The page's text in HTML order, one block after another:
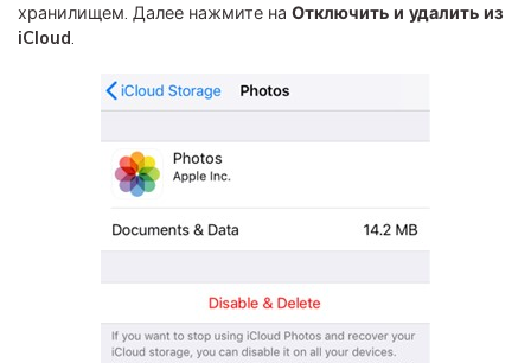
хранилищем. Далее нажмите на Отключить и удалить из
iCloud.